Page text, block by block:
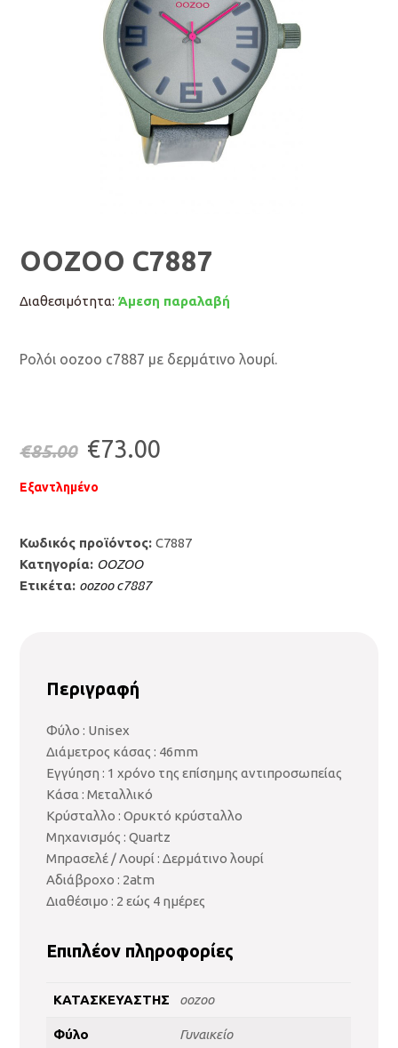
OOZOO C7887
Διαθεσιμότητα: Άμεση παραλαβή
Ρολόι oozoo c7887 με δερμάτινο λουρί.
€85.00 Original
price
€85.00.
€73.00
Εξαντλημένο
Κωδικός προϊόντος:C7887
Κατηγορία: OOZOO
Ετικέτα: oozoo c7887
Περιγραφή
Φύλο : Unisex
Διάμετρος κάσας : 46mm
Εγγύηση : 1 χρόνo της επίσημης αντιπροσωπείας
Κάσα : Μεταλλικό
Κρύσταλλο : Ορυκτό κρύσταλλο
Μηχανισμός : Quartz
Μπρασελέ / Λουρί : Δερμάτινο λουρί
Αδιάβροχο : 2atm
Διαθέσιμο : 2 εώς 4 ημέρες
Επιπλέον πληροφορίες
ΚΑΤΑΣΚΕΥΑΣΤΗΣ oozoo
Φύλο Γυναικείο